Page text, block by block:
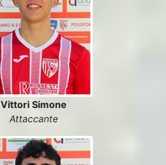
Vittori Simone
Attaccante